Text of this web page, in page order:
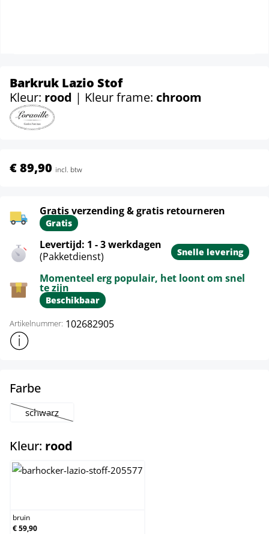
Barkruk Lazio Stof
Kleur: rood | Kleur frame: chroom
€ 89,90 incl. btw
Gratis verzending & gratis retourneren
Gratis
Levertijd: 1 - 3 werkdagen
(Pakketdienst)
Snelle levering
Momenteel erg populair, het loont om snel
te zijn
Beschikbaar
Artikelnummer: 102682905
Toon meer productinformatie
Farbeselect
schwarz
(Deze optie is momenteel niet beschikbaar.)
Kleur: rood
bruin
€ 59,90